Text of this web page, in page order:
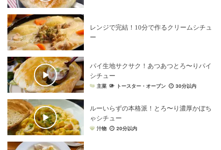
レンジで完結！10分で作るクリームシチュ
ー
パイ生地サクサク！あつあつとろ〜りパイ
シチュー
主菜 トースター・オーブン 30分以内
ルーいらずの本格派！とろ〜り濃厚かぼち
ゃシチュー
汁物 20分以内